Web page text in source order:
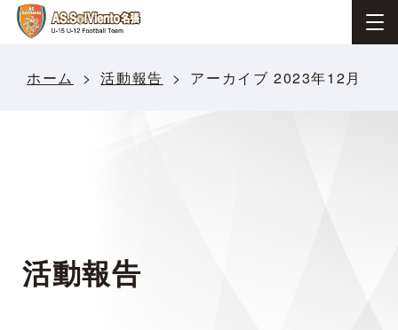
ホーム 活動報告 アーカイブ 2023年12月
活動報告